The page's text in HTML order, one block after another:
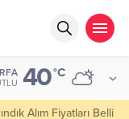
40°C
Bin 898 Kişiye Sıcak